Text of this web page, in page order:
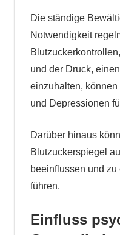
Die ständige
Notwendigkeit
und der Druck,
einzuhalten, können
und Depressionen
Darüber hinaus
Blutzuckerspiegel
beeinflussen und
führen.
Einfluss